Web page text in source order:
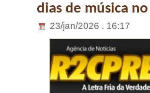
dias de música
23/jan/2026 . 16:17